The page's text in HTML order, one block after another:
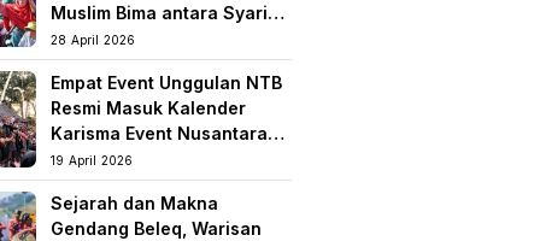
Muslim Bima antara Syariat,
Tradisi lokal, dan
Manifestasi Nilai-nilai
keislaman
28 April 2026
Empat Event Unggulan NTB
Resmi Masuk Kalender
Karisma Event Nusantara
(KEN) 2026
19 April 2026
Sejarah dan Makna
Gendang Beleq, Warisan